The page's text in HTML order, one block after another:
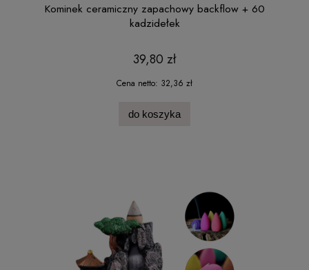
Kominek ceramiczny zapachowy backflow + 60
kadzidełek
39,80 zł
Cena netto: 32,36 zł
do koszyka